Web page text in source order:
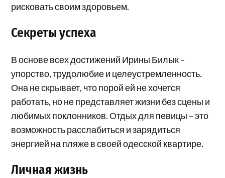
рисковать своим здоровьем.
Секреты успеха
В основе всех достижений Ирины Билык –
упорство, трудолюбие и целеустремленность.
Она не скрывает, что порой ей не хочется
работать, но не представляет жизни без сцены и
любимых поклонников. Отдых для певицы – это
возможность расслабиться и зарядиться
энергией на пляже в своей одесской квартире.
Личная жизнь